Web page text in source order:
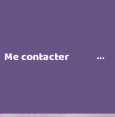
Me contacter